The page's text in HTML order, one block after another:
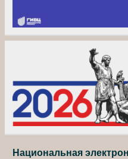
Национальная